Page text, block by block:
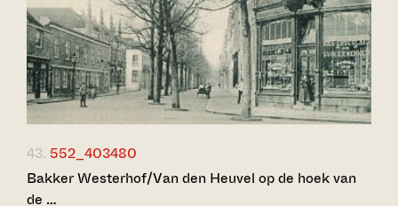
43. 552_403480
Bakker Westerhof/Van den Heuvel op de hoek van
de …